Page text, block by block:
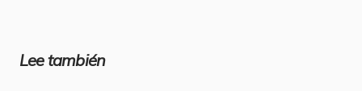
Lee también